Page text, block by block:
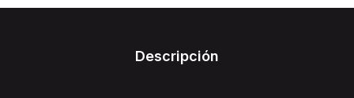
Descripción